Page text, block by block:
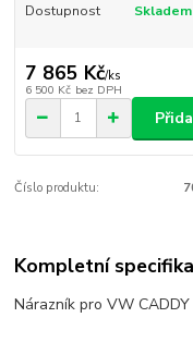
Dostupnost
7 865 Kč/ks
6 500 Kč bez DPH
Číslo produktu:
Kompletní
Nárazník pro VW